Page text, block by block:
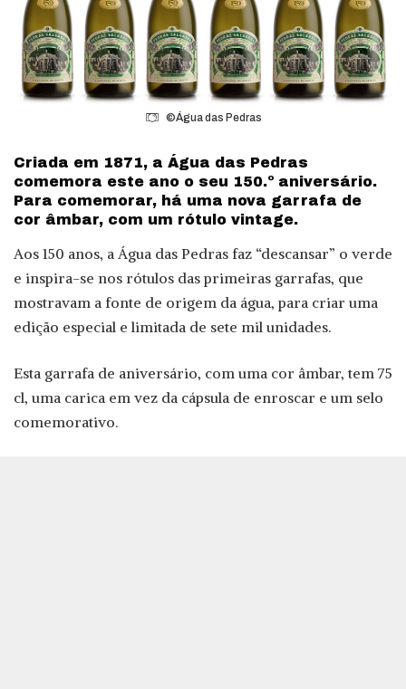
©Água das Pedras
Criada em 1871, a Água das Pedras
comemora este ano o seu 150.º aniversário.
Para comemorar, há uma nova garrafa de
cor âmbar, com um rótulo vintage.
Aos 150 anos, a Água das Pedras faz “descansar” o verde
e inspira-se nos rótulos das primeiras garrafas, que
mostravam a fonte de origem da água, para criar uma
edição especial e limitada de sete mil unidades.
Esta garrafa de aniversário, com uma cor âmbar, tem 75
cl, uma carica em vez da cápsula de enroscar e um selo
comemorativo.